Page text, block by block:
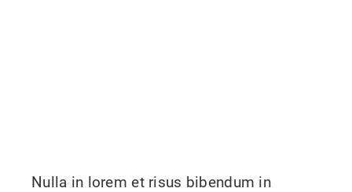
Nulla in lorem et risus bibendum in